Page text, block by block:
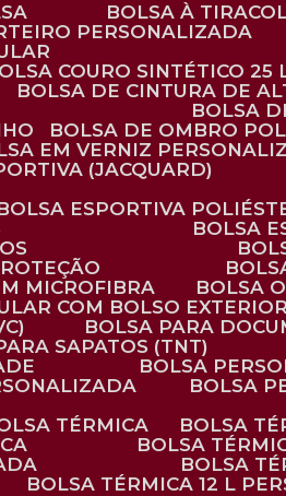
BOLSA À
PERSONALIZADA
BOLSA COURO SINTÉTICO 25
BOLSA DE CINTURA DE
BOLSA
BOLSA DE OMBRO
EM VERNIZ
(JACQUARD)
BOLSA ESPORTIVA
BOLSA
MICROFIBRA BOLSA
COM BOLSO
BOLSA PARA
SAPATOS (TNT)
BOLSA
BOLSA
TÉRMICA BOLSA
BOLSA
BOLSA
BOLSA TÉRMICA 12 L